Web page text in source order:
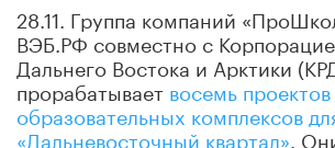
28.11. Группа компаний
ВЭБ.РФ совместно с
Дальнего Востока и Арктики
прорабатывает восемь проектов
образовательных комплексов
«Дальневосточный квартал» .